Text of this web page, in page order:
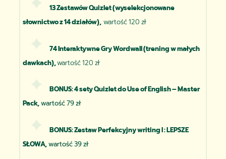
13 Zestawów Quizlet (wyselekcjonowane
słownictwo z 14 działów), wartość 120 zł
74 Interaktywne Gry Wordwall (trening w małych
dawkach),wartość 120 zł
BONUS: 4 sety Quizlet do Use of English – Master
Pack,wartość 79 zł
BONUS: Zestaw Perfekcyjny writing I : LEPSZE
SŁOWA,wartość 39 zł